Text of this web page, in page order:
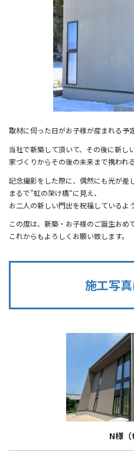
取材に伺った日がお子様が産まれる予
当社で新築して頂いて、その後に新し
家づくりからその後の未来まで携われ
記念撮影をした際に、偶然にも光が差
まるで”虹の架け橋“に見え、
お二人の新しい門出を祝福しているよ
この度は、新築・お子様のご誕生おめ
これからもよろしくお願い致します。
施工写
N様（